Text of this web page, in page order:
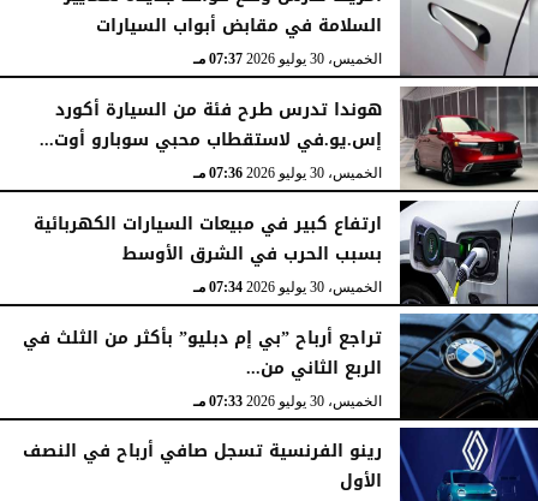
السلامة في مقابض أبواب السيارات
الخميس، 30 يوليو 2026 07:37 مـ
هوندا تدرس طرح فئة من السيارة أكورد
إس.يو.في لاستقطاب محبي سوبارو أوت...
الخميس، 30 يوليو 2026 07:36 مـ
ارتفاع كبير في مبيعات السيارات الكهربائية
بسبب الحرب في الشرق الأوسط
الخميس، 30 يوليو 2026 07:34 مـ
تراجع أرباح ”بي إم دبليو” بأكثر من الثلث في
الربع الثاني من...
الخميس، 30 يوليو 2026 07:33 مـ
رينو الفرنسية تسجل صافي أرباح في النصف
الأول